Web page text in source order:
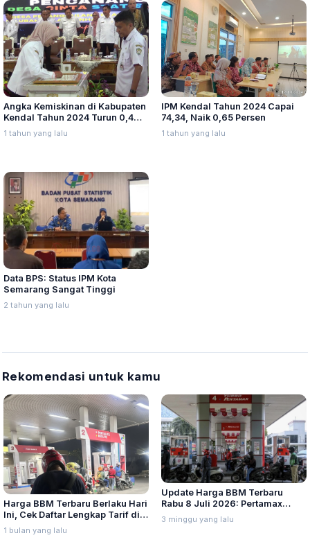
Angka Kemiskinan di Kabupaten
Kendal Tahun 2024 Turun 0,4
Persen, Bupati Prioritaskan
Pendidikan
1 tahun yang lalu
IPM Kendal Tahun 2024 Capai
74,34, Naik 0,65 Persen
1 tahun yang lalu
Data BPS: Status IPM Kota
Semarang Sangat Tinggi
2 tahun yang lalu
Rekomendasi untuk kamu
Harga BBM Terbaru Berlaku Hari
Ini, Cek Daftar Lengkap Tarif di
Seluruh Indonesia
1 bulan yang lalu
Update Harga BBM Terbaru
Rabu 8 Juli 2026: Pertamax
Turbo, Dexlite, dan Pertamina
Dex Turun
3 minggu yang lalu